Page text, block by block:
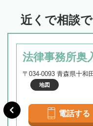
近くで相談
法律事務所奥
〒034-0093 青森県十和
地図
電話する